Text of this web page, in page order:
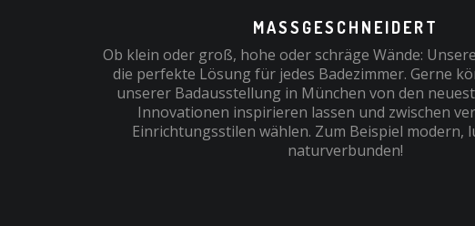
MASSGESCHNEIDERT
Ob klein oder groß, hohe oder schräge Wände:
die perfekte Lösung für jedes Badezimmer. Gerne
unserer Badausstellung in München von den
Innovationen inspirieren lassen und zwischen
Einrichtungsstilen wählen. Zum Beispiel modern,
naturverbunden!